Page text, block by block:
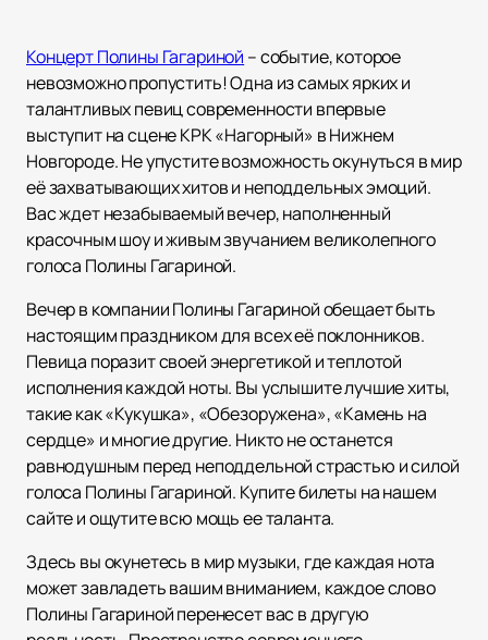
Концерт Полины Гагариной – событие, которое
невозможно пропустить! Одна из самых ярких и
талантливых певиц современности впервые
выступит на сцене КРК «Нагорный» в Нижнем
Новгороде. Не упустите возможность окунуться в мир
её захватывающих хитов и неподдельных эмоций.
Вас ждет незабываемый вечер, наполненный
красочным шоу и живым звучанием великолепного
голоса Полины Гагариной.
Вечер в компании Полины Гагариной обещает быть
настоящим праздником для всех её поклонников.
Певица поразит своей энергетикой и теплотой
исполнения каждой ноты. Вы услышите лучшие хиты,
такие как «Кукушка», «Обезоружена», «Камень на
сердце» и многие другие. Никто не останется
равнодушным перед неподдельной страстью и силой
голоса Полины Гагариной. Купите билеты на нашем
сайте и ощутите всю мощь ее таланта.
Здесь вы окунетесь в мир музыки, где каждая нота
может завладеть вашим вниманием, каждое слово
Полины Гагариной перенесет вас в другую